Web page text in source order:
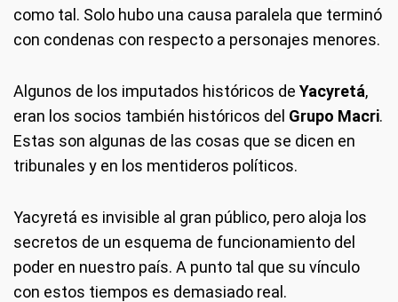
como tal. Solo hubo una causa paralela que terminó
con condenas con respecto a personajes menores.
Algunos de los imputados históricos de Yacyretá,
eran los socios también históricos del Grupo Macri.
Estas son algunas de las cosas que se dicen en
tribunales y en los mentideros políticos.
Yacyretá es invisible al gran público, pero aloja los
secretos de un esquema de funcionamiento del
poder en nuestro país. A punto tal que su vínculo
con estos tiempos es demasiado real.